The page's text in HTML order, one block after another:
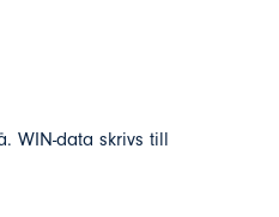
WIN-data skrivs till